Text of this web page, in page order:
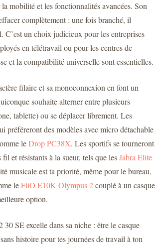
mobilité et les fonctionnalités avancées. Son
complètement : une fois branché, il
C’est un choix judicieux pour les entreprises
en télétravail ou pour les centres de
et la compatibilité universelle sont essentielles.
filaire et sa monoconnexion en font un
souhaite alterner entre plusieurs
tablette) ou se déplacer librement. Les
préféreront des modèles avec micro détachable
leDrop PC38X. Les sportifs se tourneront
fil et résistants à la sueur, tels que lesJabra Elite
musicale est ta priorité, même pour le bureau,
leFiiO E10K Olympus 2couplé à un casque
option.
30 SE excelle dans sa niche : être le casque
histoire pour tes journées de travail à ton